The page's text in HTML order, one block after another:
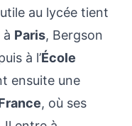
utile au lycée tient
à Paris, Bergson
à l’École
ensuite une
, où ses